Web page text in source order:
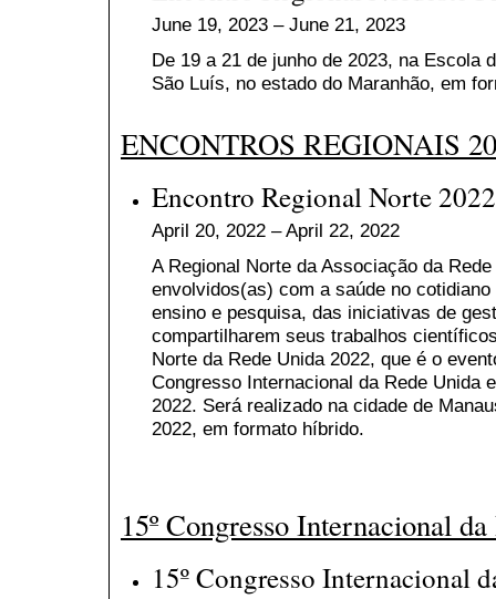
June 19, 2023 – June 21, 2023
De 19 a 21 de junho de 2023, na Escola
São Luís, no estado do Maranhão, em
ENCONTROS REGIONAIS
Encontro Regional Norte 2022
April 20, 2022 – April 22, 2022
A Regional Norte da Associação da
envolvidos(as) com a saúde no
ensino e pesquisa, das iniciativas de
compartilharem seus trabalhos
Norte da Rede Unida 2022, que é o
Congresso Internacional da Rede Unida
2022. Será realizado na cidade de
2022, em formato híbrido.
15º Congresso Internacional
15º Congresso Internacional